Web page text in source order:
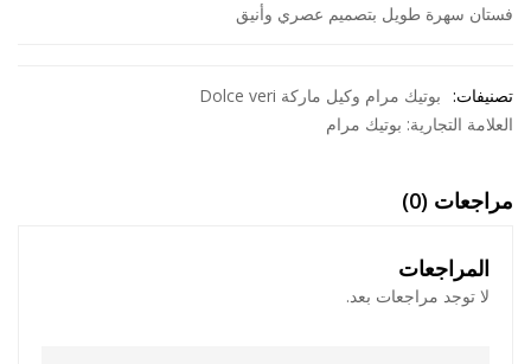
فستان سهرة طويل بتصميم عصري وأنيق
تصنيفات: بوتيك مرام وكيل ماركة Dolce veri
العلامة التجارية: بوتيك مرام
مراجعات (0)
المراجعات
لا توجد مراجعات بعد.